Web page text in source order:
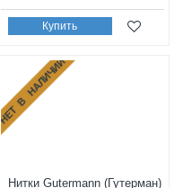
Купить
НЕТ В НАЛИЧИИ
Нитки Gutermann (Гутерман)